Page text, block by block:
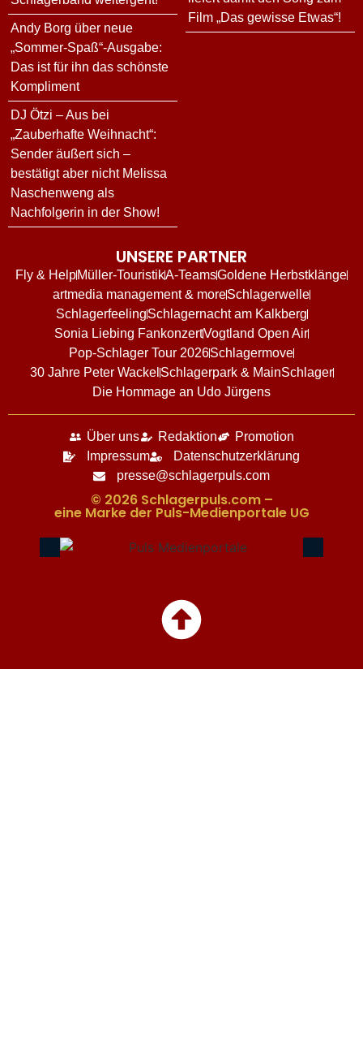
Andy Borg über neue
„Sommer-Spaß“-Ausgabe:
Das ist für ihn das schönste
Kompliment
DJ Ötzi – Aus bei
„Zauberhafte Weihnacht“:
Sender äußert sich –
bestätigt aber nicht Melissa
Naschenweng als
Nachfolgerin in der Show!
Film „Das gewisse Etwas“!
UNSERE PARTNER
Fly & HelpMüller-TouristikA-TeamsGoldene Herbstklänge
artmedia management & moreSchlagerwelle
SchlagerfeelingSchlagernacht am Kalkberg
Sonia Liebing FankonzertVogtland Open Air
Pop-Schlager Tour 2026Schlagermove
30 Jahre Peter Wackel Schlagerpark & MainSchlager
Die Hommage an Udo Jürgens
Über uns Redaktion
Promotion
Impressum
Datenschutzerklärung
presse@schlagerpuls.com
© 2026 Schlagerpuls.com –
eine Marke der Puls-Medienportale UG​